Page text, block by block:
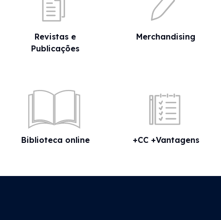
Revistas e
Publicações
Merchandising
Biblioteca online +CC +Vantagens